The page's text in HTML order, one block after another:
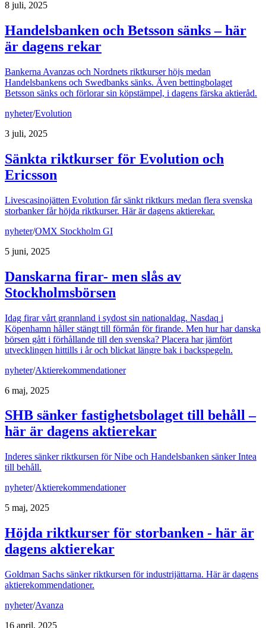
8 juli, 2025
Handelsbanken och Betsson sänks – här
är dagens rekar
Bankerna Avanzas och Nordnets riktkurser höjs medan
Handelsbankens och Swedbanks sänks. Även bettingbolaget
Betsson sänks och förlorar sin köpstämpel, i dagens färska aktieråd.
nyheter/Evolution
3 juli, 2025
Sänkta riktkurser för Evolution och
Ericsson
Livescasinojätten Evolution får sänkt riktkurs medan flera svenska
storbanker får höjda riktkurser. Här är dagens aktierekar.
nyheter/OMX Stockholm GI
5 juni, 2025
Danskarna firar- men slås av
Stockholmsbörsen
Idag firar vårt grannland i sydost sin nationaldag. Nasdaq i
Köpenhamn håller stängt till förmån för firande. Men hur har danska
börsen gått i förhållande till den svenska? Placera har jämfört
utvecklingen hittills i år och blickat längre bak i backspegeln.
nyheter/Aktierekommendationer
6 maj, 2025
SHB sänker fastighetsbolaget till behåll –
här är dagens aktierekar
Inderes sänker riktkursen för Nibe och Handelsbanken sänker Intea
till behåll.
nyheter/Aktierekommendationer
5 maj, 2025
Höjda riktkurser för storbanken - här är
dagens aktierekar
Goldman Sachs sänker riktkursen för industrijättarna. Här är dagens
aktierekommendationer.
nyheter/Avanza
16 april, 2025